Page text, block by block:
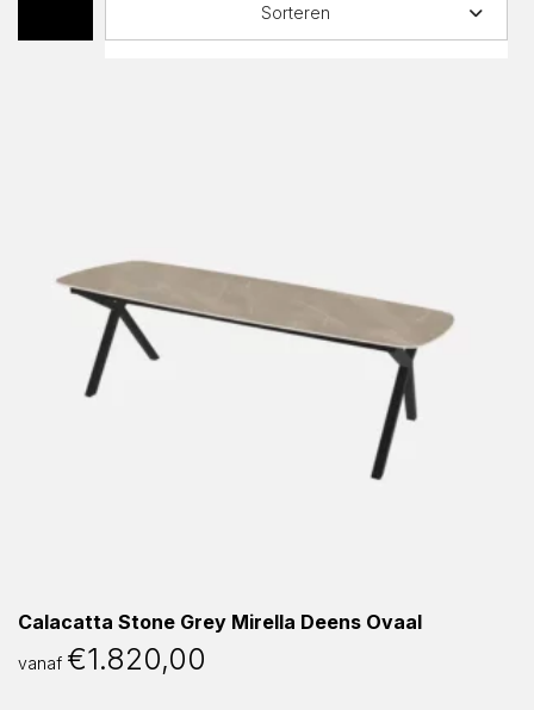
Sorteren
Calacatta Stone Grey Mirella Deens Ovaal
vanaf €1.820,00